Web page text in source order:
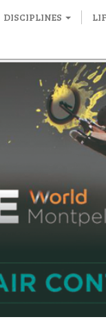
DISCIPLINES